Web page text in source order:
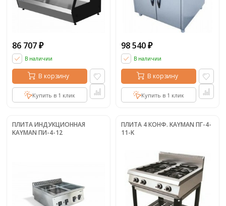
86 707 ₽
В наличии
В корзину
Купить в 1 клик
98 540 ₽
В наличии
В корзину
Купить в 1 клик
ПЛИТА ИНДУКЦИОННАЯ
KAYMAN ПИ-4-12
ПЛИТА 4 КОНФ. KAYMAN ПГ-4-
11-K